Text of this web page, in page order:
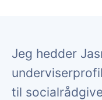
Jeg hedder
til